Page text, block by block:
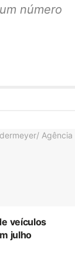
número
veículos
julho